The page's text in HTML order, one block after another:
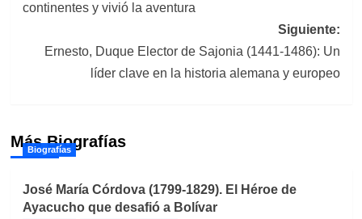
entradas
continentes y vivió la aventura
Siguiente:
Ernesto, Duque Elector de Sajonia (1441-1486): Un
líder clave en la historia alemana y europeo
Más Biografías
Biografías
José María Córdova (1799-1829). El Héroe de
Ayacucho que desafió a Bolívar